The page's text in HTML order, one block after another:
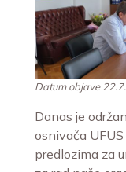
Datum objave
Danas je
osnivača
predlozima za